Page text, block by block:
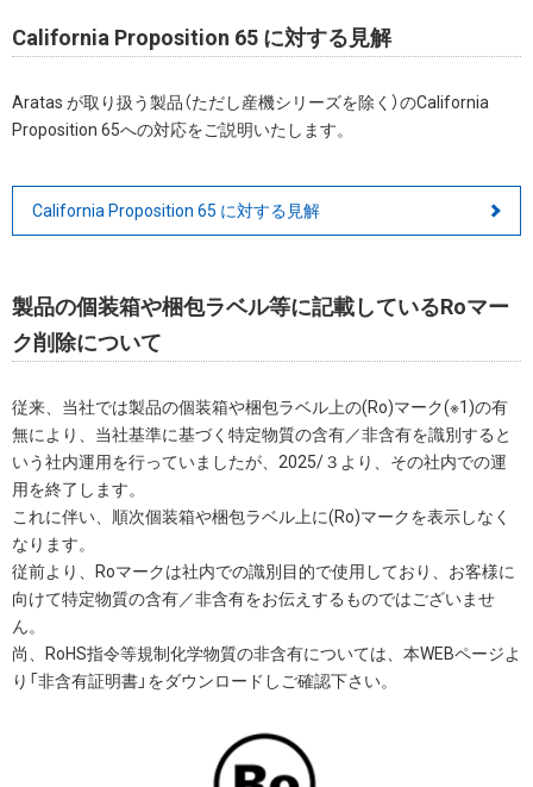
California Proposition 65 に対する見解
Aratas が取り扱う製品（ただし産機シリーズを除く）のCalifornia
Proposition 65への対応をご説明いたします。
California Proposition 65 に対する見解
製品の個装箱や梱包ラベル等に記載しているRoマー
ク削除について
従来、当社では製品の個装箱や梱包ラベル上の(Ro)マーク(※1)の有
無により、当社基準に基づく特定物質の含有／非含有を識別すると
いう社内運用を行っていましたが、2025/３より、その社内での運
用を終了します。
これに伴い、順次個装箱や梱包ラベル上に(Ro)マークを表示しなく
なります。
従前より、Roマークは社内での識別目的で使用しており、お客様に
向けて特定物質の含有／非含有をお伝えするものではございませ
ん。
尚、RoHS指令等規制化学物質の非含有については、本WEBページよ
り「非含有証明書」をダウンロードしご確認下さい。